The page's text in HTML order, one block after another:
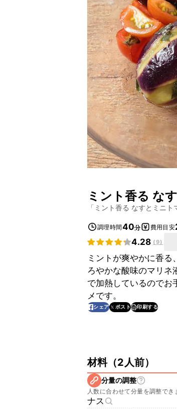
ミント香る な
「 ミント香る なすとミニト
調理時間40分 費用目安
4.28 (9)
ミントが爽やかに香
ろやかな酸味のマリネ
で加熱しているのでお
メです。
シェア ポスト 印刷する
材料（2人前）
分量の調整
人数に合わせて分量を調整で
ナス